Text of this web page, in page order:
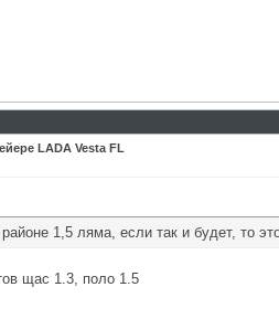
LADA Vesta FL
1,5 ляма, если так и будет, то
щас 1.3, поло 1.5